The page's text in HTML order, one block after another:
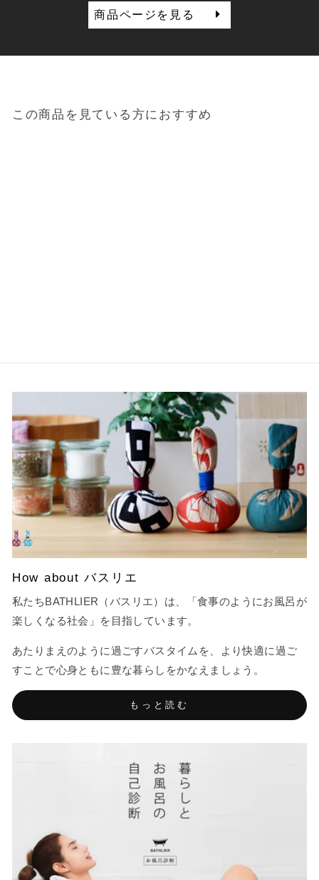
商品ページを見る
この商品を見ている方におすすめ
How about バスリエ
私たちBATHLIER（バスリエ）は、「食事のようにお風呂が
楽しくなる社会」を目指しています。
あたりまえのように過ごすバスタイムを、より快適に過ご
すことで心身ともに豊な暮らしをかなえましょう。
もっと読む